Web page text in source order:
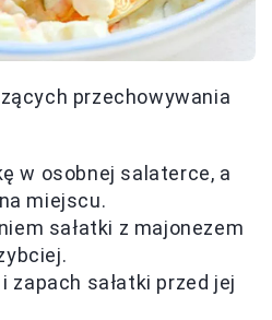
przechowywania
w osobnej salaterce, a
miejscu.
sałatki z majonezem
zapach sałatki przed jej